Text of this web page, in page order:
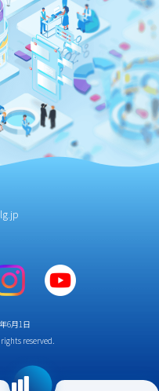
6月1日
reserved.